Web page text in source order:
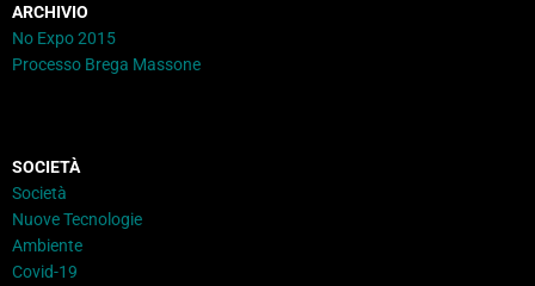
ARCHIVIO
No Expo 2015
Processo Brega Massone
SOCIETÀ
Società
Nuove Tecnologie
Ambiente
Covid-19